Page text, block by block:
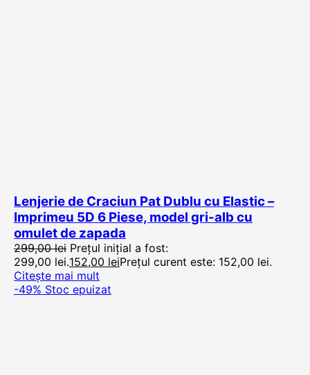
Lenjerie de Craciun Pat Dublu cu Elastic –
Imprimeu 5D 6 Piese, model gri-alb cu
omulet de zapada
299,00lei Prețul inițial a fost:
299,00 lei.152,00 leiPrețul curent este: 152,00 lei.
Citește mai mult
-49% Stoc epuizat